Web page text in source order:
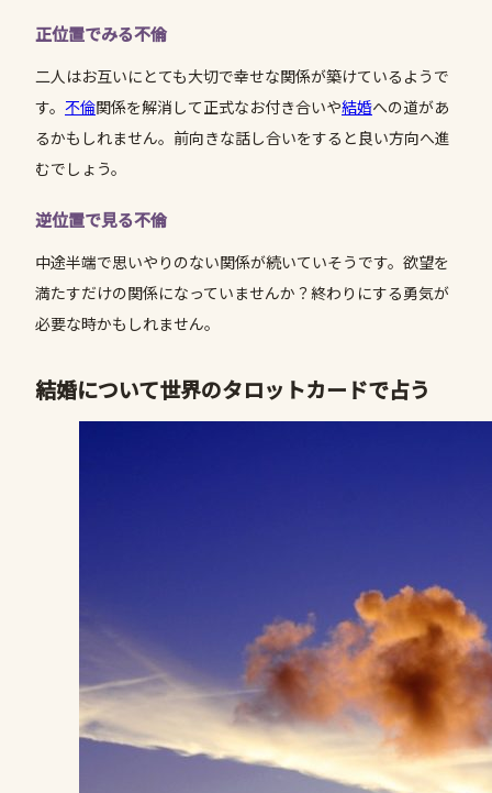
正位置でみる不倫
二人はお互いにとても大切で幸せな関係が築けているようで
す。 不倫関係を解消して正式なお付き合いや結婚への道があ
るかもしれません。前向きな話し合いをすると良い方向へ進
むでしょう。
逆位置で見る不倫
中途半端で思いやりのない関係が続いていそうです。欲望を
満たすだけの関係になっていませんか？終わりにする勇気が
必要な時かもしれません。
結婚について世界のタロットカードで占う